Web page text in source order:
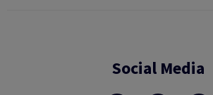
Social Media